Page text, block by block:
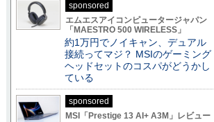
sponsored
エムエスアイコンピュータージャパン
「MAESTRO 500 WIRELESS」
約1万円でノイキャン、デュアル
接続ってマジ？ MSIのゲーミング
ヘッドセットのコスパがどうかし
ている
sponsored
MSI「Prestige 13 AI+ A3M」レビュー